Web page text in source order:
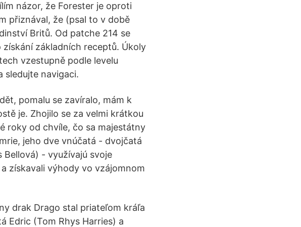
názor, že Forester je oproti
přiznával, že (psal to v době
Britů. Od patche 214 se
základních receptů. Úkoly
vzestupně podle levelu
sledujte navigaci.
pomalu se zavíralo, mám k
je. Zhojilo se za velmi krátkou
roky od chvíle, čo sa majestátny
jeho dve vnúčatá - dvojčatá
Bellová) - využívajú svoje
získavali výhody vo vzájomnom
drak Drago stal priateľom kráľa
Edric (Tom Rhys Harries) a